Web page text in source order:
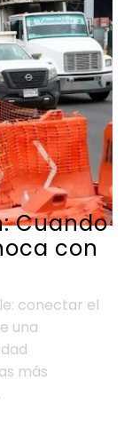
Cuando
con
conectar el
una
más